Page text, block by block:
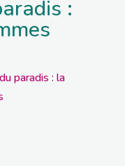
:
paradis : la